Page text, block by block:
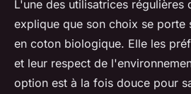
L'une des utilisatrices régulières
explique que son choix se porte
en coton biologique. Elle les
et leur respect de
option est à la fois douce pour